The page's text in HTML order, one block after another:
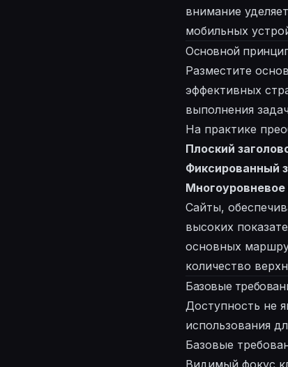
внимание
мобильных
Основной
Разместите
эффективных
выполнения
На практике
Плоский
Фиксированный
Сайты,
высоких
основных
количество
Базовые
Доступность не
использования
Базовые